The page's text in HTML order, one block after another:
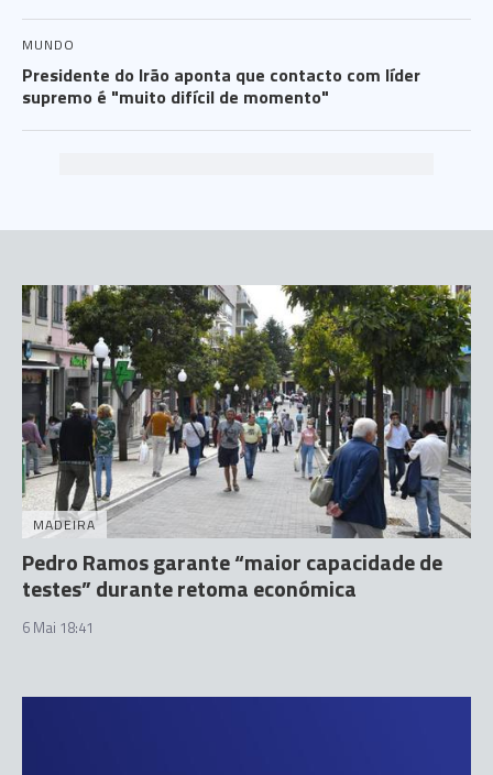
MUNDO
Presidente do Irão aponta que contacto com líder
supremo é "muito difícil de momento"
MADEIRA
Pedro Ramos garante “maior capacidade de
testes” durante retoma económica
6 Mai 18:41